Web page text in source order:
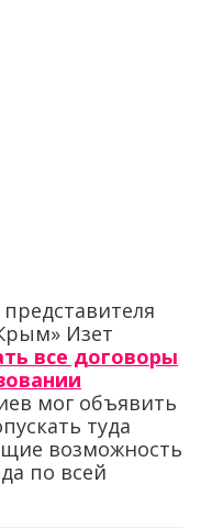
Изет
все договоры
мог объявить
туда
возможность
по всей